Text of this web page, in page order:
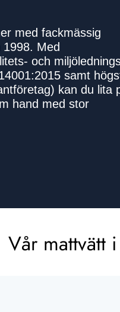
med fackmässig
Med
och
samt
kan du lita
hand med stor
Vår mattvätt